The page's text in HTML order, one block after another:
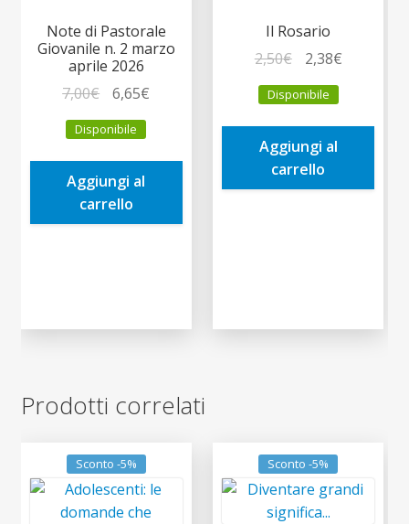
Note di Pastorale
Giovanile n. 2 marzo
aprile 2026
7,00€
prezzo
originale
era:
7,00€.
6,65€
è:
Disponibile
Aggiungi al
carrello
Il Rosario
2,50€
prezzo
originale
era:
2,50€.
2,38€Il
è:
Disponibile
Aggiungi al
carrello
Prodotti correlati
Sconto -5% Sconto -5%